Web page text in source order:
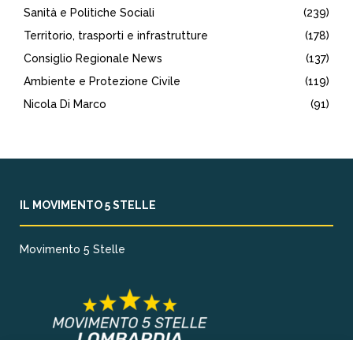
Sanità e Politiche Sociali
(239)
Territorio, trasporti e infrastrutture
(178)
Consiglio Regionale News
(137)
Ambiente e Protezione Civile
(119)
Nicola Di Marco
(91)
IL MOVIMENTO 5 STELLE
Movimento 5 Stelle